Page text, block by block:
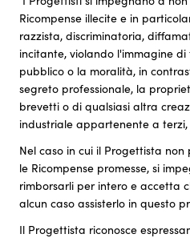
Ricompense illecite e in
razzista, discriminatoria,
incitante, violando l'immagine
pubblico o la moralità, in
segreto professionale, la
brevetti o di qualsiasi altra
industriale appartenente a
Nel caso in cui il Progettista
le Ricompense promesse, si
rimborsarli per intero e accetta
alcun caso assisterlo in questo
Il Progettista riconosce